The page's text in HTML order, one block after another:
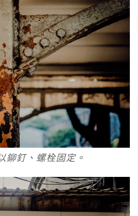
鉚釘、螺栓固定。